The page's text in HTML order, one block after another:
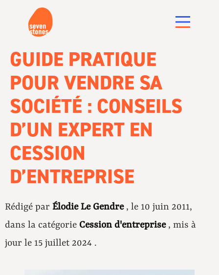
GUIDE PRATIQUE
POUR VENDRE SA
SOCIÉTÉ : CONSEILS
D’UN EXPERT EN
CESSION
D’ENTREPRISE
Rédigé par Élodie Le Gendre , le 10 juin 2011,
dans la catégorie Cession d'entreprise, mis à
jour le 15 juillet 2024 .